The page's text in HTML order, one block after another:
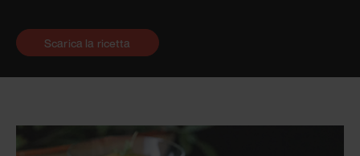
Scarica la ricetta